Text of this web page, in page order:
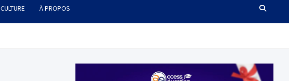
CULTURE À PROPOS